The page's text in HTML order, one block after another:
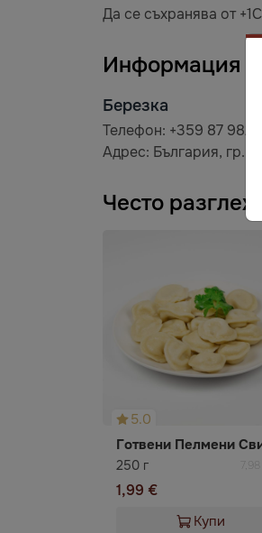
Да се съхранява от
Информация
Березка
Телефон: +359 87 982
Адрес: България, гр.
Често
5.0
250 г
1,99 €
Купи